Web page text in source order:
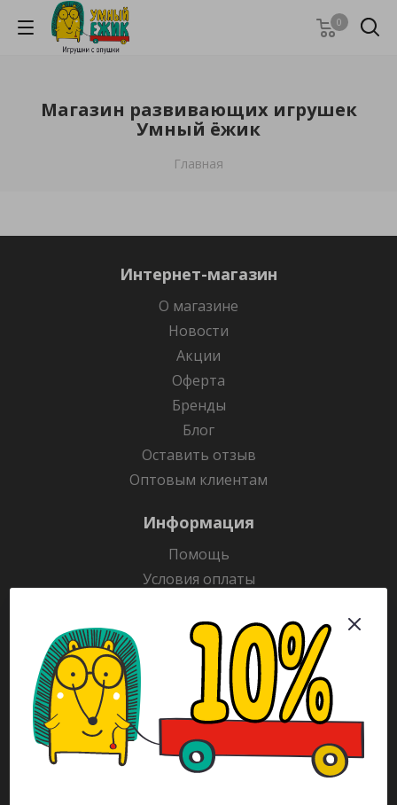
0
Магазин развивающих игрушек
Умный ёжик
Главная
Интернет-магазин
О магазине
Новости
Акции
Оферта
Бренды
Блог
Оставить отзыв
Оптовым клиентам
Информация
Помощь
Условия оплаты
Гарантия на товар
Раскраски
Рекламодателям
Каталог
Будьте всегда в курсе!